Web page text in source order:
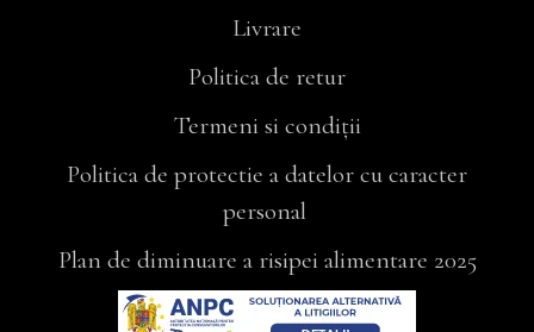
Livrare
Politica de retur
Termeni si condiții
Politica de protectie a datelor cu caracter
personal
Plan de diminuare a risipei alimentare 2025